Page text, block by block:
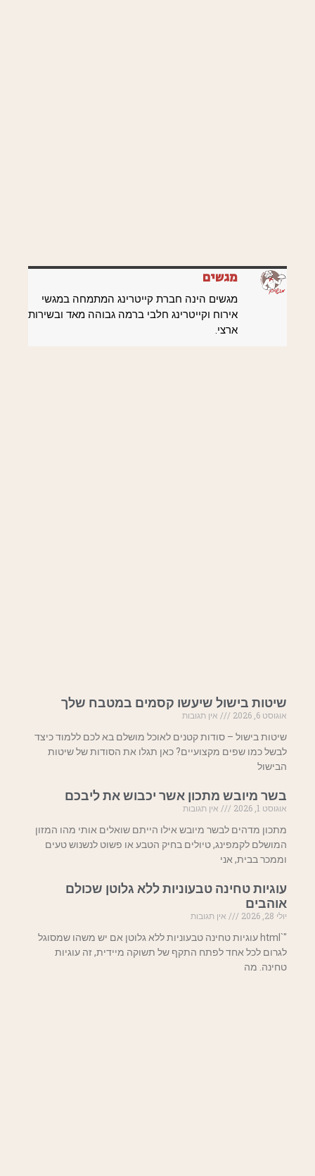
מגשים
מגשים הינה חברת קייטרינג המתמחה במגשי
אירוח וקייטרינג חלבי ברמה גבוהה מאד ובשירות
ארצי.
שיטות בישול שיעשו קסמים במטבח שלך
אוגוסט 6, 2026
אין תגובות
שיטות בישול – סודות קטנים לאוכל מושלם בא לכם ללמוד כיצד
לבשל כמו שפים מקצועיים? כאן תגלו את הסודות של שיטות
הבישול
בשר מיובש מתכון אשר יכבוש את ליבכם
אוגוסט 1, 2026
אין תגובות
מתכון מדהים לבשר מיובש אילו הייתם שואלים אותי מהו המזון
המושלם לקמפינג, טיולים בחיק הטבע או פשוט לנשנוש טעים
וממכר בבית, אני
עוגיות טחינה טבעוניות ללא גלוטן שכולם
אוהבים
יולי 28, 2026
אין תגובות
"`html עוגיות טחינה טבעוניות ללא גלוטן אם יש משהו שמסוגל
לגרום לכל אחד לפתח התקף של תשוקה מיידית, זה עוגיות
טחינה. מה